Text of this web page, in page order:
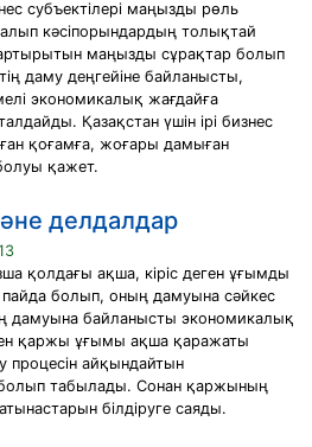
субъектілері маңызды рөль
кәсіпорындардың толықтай
артырытын маңызды сұрақтар болып
даму деңгейіне байланысты,
экономикалық жағдайға
Қазақстан үшін ірі бизнес
қоғамға, жоғары дамыған
қажет.
делдалдар
қолдағы ақша, кіріс деген ұғымды
пайда болып, оның дамуына сәйкес
дамуына байланысты экономикалық
қаржы ұғымы ақша қаражаты
процесін айқындайтын
табылады. Сонан қаржының
білдіруге саяды.